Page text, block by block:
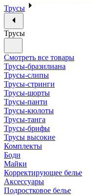
Трусы
Трусы
Смотреть все товары
Трусы-бразилиана
Трусы-слипы
Трусы-стринги
Трусы-шорты
Трусы-панти
Трусы-кюлоты
Трусы-танга
Трусы-брифы
Трусы высокие
Комплекты
Боди
Майки
Корректирующее белье
Аксессуары
Подростковое белье